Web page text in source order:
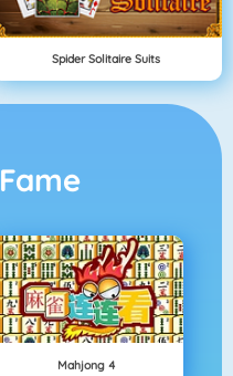
Spider Solitaire Suits
Fame
Mahjong 4